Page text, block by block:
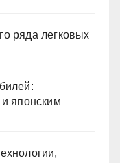
ряда легковых
японским